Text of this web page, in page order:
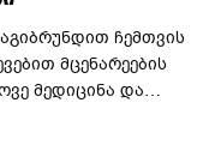
ჩემთვის
მცენარეების
მედიცინა და…